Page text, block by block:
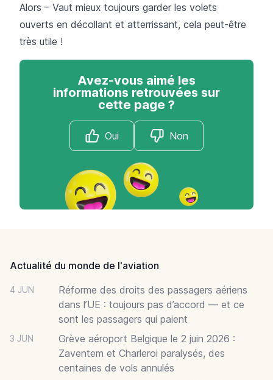
Alors – Vaut mieux toujours garder les volets
ouverts en décollant et atterrissant, cela peut-être
très utile !
Avez-vous aimé les
informations retrouvées sur
cette page ?
Oui Non
Actualité du monde de l'aviation
4 JUN
Réforme des droits des passagers aériens
dans l’UE : toujours pas d’accord — et ce
sont les passagers qui paient
3 JUN
Grève aéroport Belgique le 2 juin 2026 :
Zaventem et Charleroi paralysés, des
centaines de vols annulés